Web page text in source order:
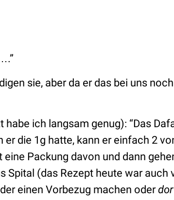
sie, aber da er das bei uns
habe ich langsam genug): “Das
er die 1g hatte, kann er einfach 2
Packung davon und dann
Spital (das Rezept heute war auch
einen Vorbezug machen oder